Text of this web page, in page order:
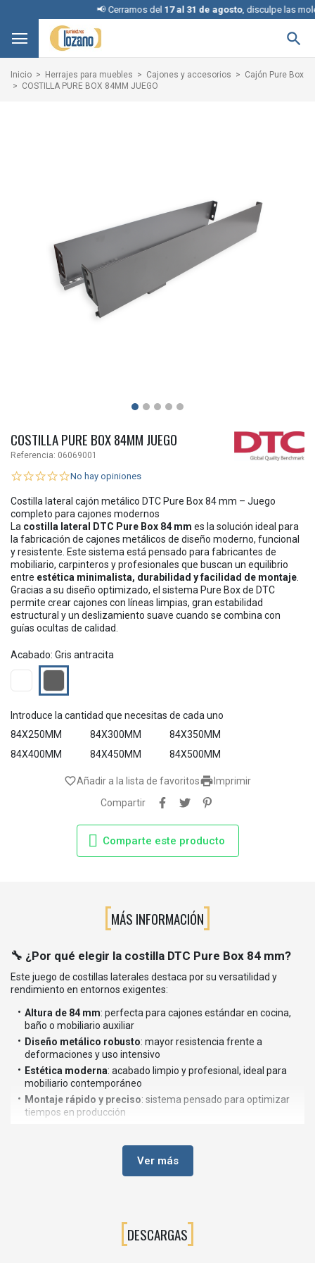
📢 Cerramos del17 al 31 de agosto, disculpe las

Inicio Herrajes para muebles Cajones y accesorios
Cajón Pure Box
COSTILLA PURE BOX 84MM JUEGO
COSTILLA PURE BOX 84MM JUEGO
Referencia: 06069001
No hay opiniones
Costilla lateral cajón metálico DTC Pure Box 84 mm – Juego
completo para cajones modernos
La costilla lateral DTC Pure Box 84 mm es la solución ideal para
la fabricación de cajones metálicos de diseño moderno, funcional
y resistente. Este sistema está pensado para fabricantes de
mobiliario, carpinteros y profesionales que buscan un equilibrio
entre estética minimalista, durabilidad y facilidad de montaje
Gracias a su diseño optimizado, el sistema Pure Box de DTC
permite crear cajones con líneas limpias, gran estabilidad
estructural y un deslizamiento suave cuando se combina con
guías ocultas de calidad.
Acabado: Gris antracita
Blanco
Gris
antracita
Introduce la cantidad que necesitas de cada uno
84X250MM
84X300MM
84X350MM
84X400MM
84X450MM 84X500MM
 Imprimir
favorite_borderAñadir a la lista de favoritos
Compartir
Comparte este producto
MÁS INFORMACIÓN
🔧 ¿Por qué elegir la costilla DTC Pure Box 84 mm?
Este juego de costillas laterales destaca por su versatilidad y
rendimiento en entornos exigentes:
Altura de 84 mm: perfecta para cajones estándar en cocina,
baño o mobiliario auxiliar
Diseño metálico robusto: mayor resistencia frente a
deformaciones y uso intensivo
Estética moderna: acabado limpio y profesional, ideal para
mobiliario contemporáneo
Montaje rápido y preciso: sistema pensado para optimizar
tiempos en producción
: excelente comportamiento incluso en
La costilla lateral Pure Box 84 mm está orientada a múltiples usos
dentro del sector del mueble:
Ver más
DESCARGAS